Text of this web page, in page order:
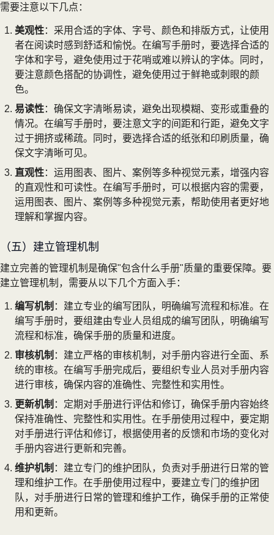
需要注意以下几点：
美观性：采用合适的字体、字号、颜色和排版方式，让使用
者在阅读时感到舒适和愉悦。在编写手册时，要选择合适的
字体和字号，避免使用过于花哨或难以辨认的字体。同时，
要注意颜色搭配的协调性，避免使用过于鲜艳或刺眼的颜
色。
易读性：确保文字清晰易读，避免出现模糊、变形或重叠的
情况。在编写手册时，要注意文字的间距和行距，避免文字
过于拥挤或稀疏。同时，要选择合适的纸张和印刷质量，确
保文字清晰可见。
直观性：运用图表、图片、案例等多种视觉元素，增强内容
的直观性和可读性。在编写手册时，可以根据内容的需要，
运用图表、图片、案例等多种视觉元素，帮助使用者更好地
理解和掌握内容。
（五）建立管理机制
建立完善的管理机制是确保"包含什么手册"质量的重要保障。要
建立管理机制，需要从以下几个方面入手：
编写机制 ：建立专业的编写团队，明确编写流程和标准。在
编写手册时，要组建由专业人员组成的编写团队，明确编写
流程和标准，确保手册的质量和进度。
审核机制 ：建立严格的审核机制，对手册内容进行全面、系
统的审核。在编写手册完成后，要组织专业人员对手册内容
进行审核，确保内容的准确性、完整性和实用性。
更新机制 ：定期对手册进行评估和修订，确保手册内容始终
保持准确性、完整性和实用性。在手册使用过程中，要定期
对手册进行评估和修订，根据使用者的反馈和市场的变化对
手册内容进行更新和完善。
维护机制 ：建立专门的维护团队，负责对手册进行日常的管
理和维护工作。在手册使用过程中，要建立专门的维护团
队，对手册进行日常的管理和维护工作，确保手册的正常使
用和更新。